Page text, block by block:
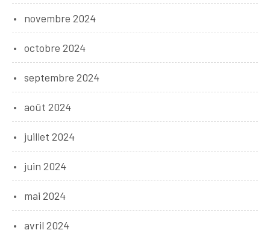
novembre 2024
octobre 2024
septembre 2024
août 2024
juillet 2024
juin 2024
mai 2024
avril 2024